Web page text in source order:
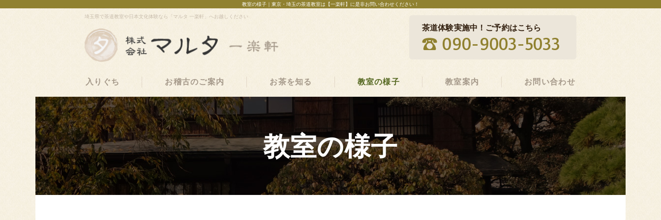
教室の様子 ｜東京・埼玉の茶道教室は【一楽軒】に是非お問い合わせください！
埼玉県で茶道教室や日本文化体験なら「マルタ 一楽軒」へお越しください
茶道体験実施中！ご予約はこちら
090-9003-5033
入りぐち お稽古のご案内 お茶を知る 教室の様子 教室案内 お問い合わせ
教室の様子